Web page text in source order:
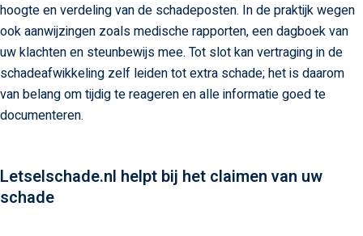
hoogte en verdeling van de schadeposten. In de praktijk wegen
ook aanwijzingen zoals medische rapporten, een dagboek van
uw klachten en steunbewijs mee. Tot slot kan vertraging in de
schadeafwikkeling zelf leiden tot extra schade; het is daarom
van belang om tijdig te reageren en alle informatie goed te
documenteren.
Letselschade.nl helpt bij het claimen van uw
schade